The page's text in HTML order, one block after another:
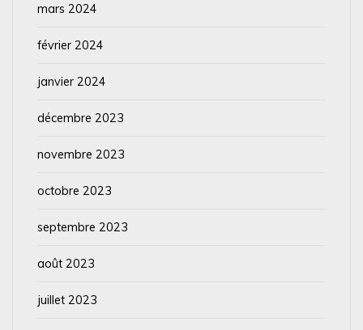
mars 2024
février 2024
janvier 2024
décembre 2023
novembre 2023
octobre 2023
septembre 2023
août 2023
juillet 2023